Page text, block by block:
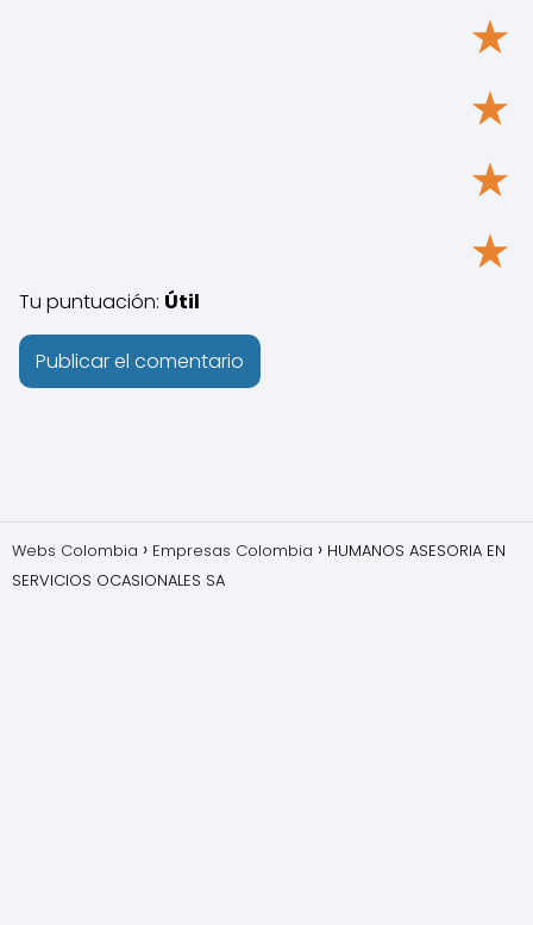
★
★
★
★
Tu puntuación: Útil
Webs Colombia Empresas Colombia
HUMANOS ASESORIA EN
SERVICIOS OCASIONALES SA